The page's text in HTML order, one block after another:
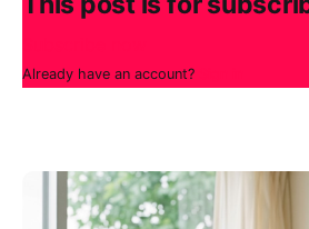
Already have an account?